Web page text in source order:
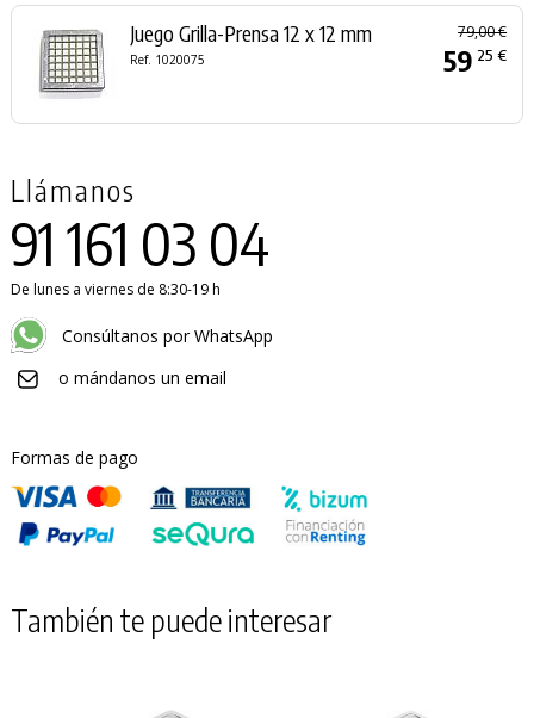
Juego Grilla-Prensa 12 x 12 mm
Ref. 1020075
79,00 €
59 25 €
Llámanos
91 161 03 04
De lunes a viernes de 8:30-19 h
Consúltanos por WhatsApp
o mándanos un email
Formas de pago
También te puede interesar